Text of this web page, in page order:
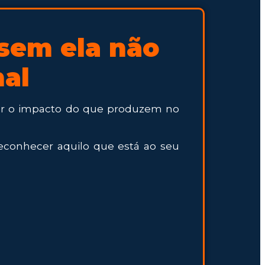
ela não
o impacto do que produzem no
aquilo que está ao seu